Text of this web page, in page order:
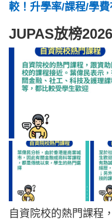
較！升學率/課程/學費
JUPAS放榜
自資院校的熱門課程